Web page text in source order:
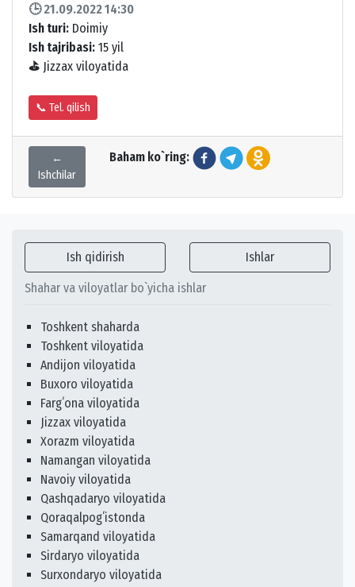
🕒 21.09.2022 14:30
Ish turi: Doimiy
Ish tajribasi: 15 yil
⛳ Jizzax viloyatida
📞 Tel. qilish
←
Ishchilar
Baham ko`ring:
Ish qidirish Ishlar
Shahar va viloyatlar bo`yicha ishlar
Toshkent shaharda
Toshkent viloyatida
Andijon viloyatida
Buxoro viloyatida
Fargʻona viloyatida
Jizzax viloyatida
Xorazm viloyatida
Namangan viloyatida
Navoiy viloyatida
Qashqadaryo viloyatida
Qoraqalpogʻistonda
Samarqand viloyatida
Sirdaryo viloyatida
Surxondaryo viloyatida